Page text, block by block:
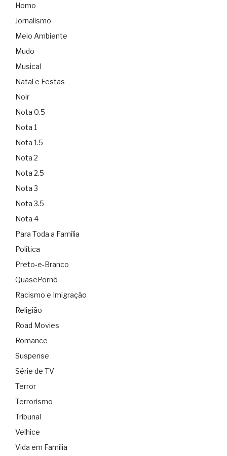
Homo
Jornalismo
Meio Ambiente
Mudo
Musical
Natal e Festas
Noir
Nota 0.5
Nota 1
Nota 1.5
Nota 2
Nota 2.5
Nota 3
Nota 3.5
Nota 4
Para Toda a Família
Política
Preto-e-Branco
QuasePornô
Racismo e Imigração
Religião
Road Movies
Romance
Suspense
Série de TV
Terror
Terrorismo
Tribunal
Velhice
Vida em Família